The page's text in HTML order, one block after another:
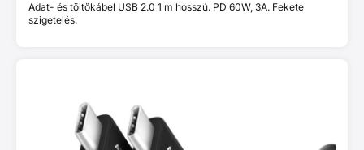
Adat- és töltőkábel USB 2.0 1 m hosszú. PD 60W, 3A. Fekete
szigetelés.